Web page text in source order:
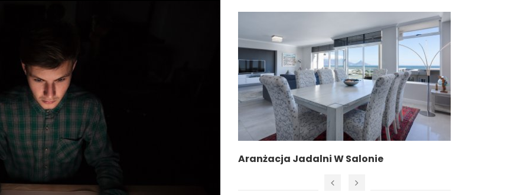
Co Zakwasza Nasz Organizm I Jak Sobie Z
Tym Radzić?
Aranżacja Jadalni W Salonie